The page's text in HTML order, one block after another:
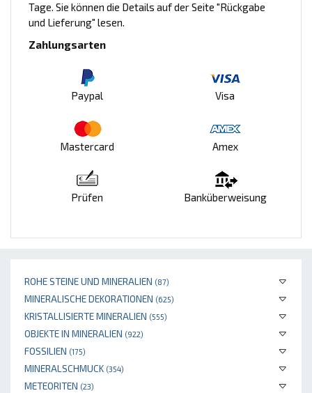
ROHE STEINE UND MINERALIEN (87)
MINERALISCHE DEKORATIONEN (625)
KRISTALLISIERTE MINERALIEN (555)
OBJEKTE IN MINERALIEN (922)
FOSSILIEN (175)
MINERALSCHMUCK (354)
METEORITEN (23)
Tage. Sie können die Details auf der Seite "Rückgabe
und Lieferung" lesen.
Zahlungsarten
Paypal Visa
Mastercard Amex
Prüfen Banküberweisung